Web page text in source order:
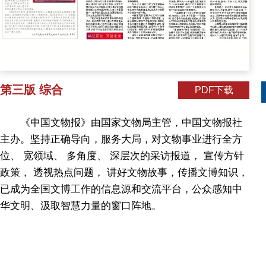
第三版 综合 PDF下载
《中国文物报》由国家文物局主管，中国文物报社
主办。坚持正确导向，服务大局，对文物事业进行全方
位、 宽领域、 多角度、 深层次的采访报道， 宣传方针
政策， 透视热点问题， 讲好文物故事，传播文博知识，
已成为全国文博工作的信息源和交流平台，公众感知中
华文明、汲取智慧力量的窗口阵地。